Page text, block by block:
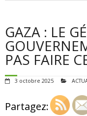
POUR AGIR
AGENDA
QUI SOMMES-NOUS ?
GAZA : LE
PAS FAIRE
3 octobre 2025
Partagez: